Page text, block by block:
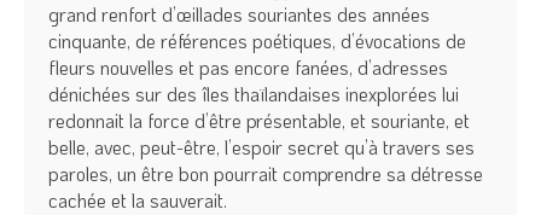
grand renfort d’œillades souriantes des années
cinquante, de références poétiques, d’évocations de
fleurs nouvelles et pas encore fanées, d’adresses
dénichées sur des îles thaïlandaises inexplorées lui
redonnait la force d’être présentable, et souriante, et
belle, avec, peut-être, l’espoir secret qu’à travers ses
paroles, un être bon pourrait comprendre sa détresse
cachée et la sauverait.